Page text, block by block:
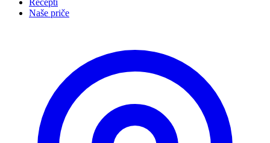
Recepti
Naše priče